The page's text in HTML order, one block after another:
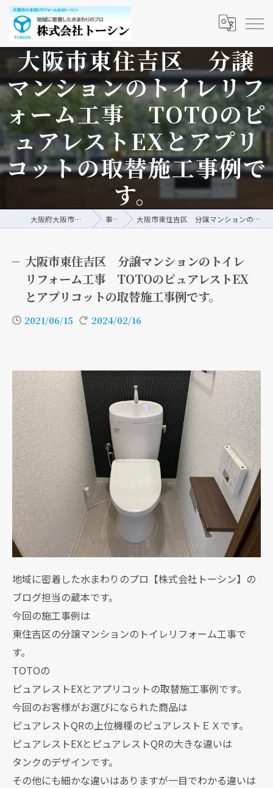
大阪市東住吉区 分譲
マンションのトイレリフ
ォーム工事 TOTOのピ
ュアレストEXとアプリ
コットの取替施工事例で
す。
大阪府大阪市の水回りリフォームなら株式会社トーシン 事例/ブログ 大阪市東住吉区 分譲マンションのトイレリフォーム工事 TOTOのピュアレストEXとアプリコットの取替施工事例です。
大阪市東住吉区 分譲マンションのトイレ
リフォーム工事 TOTOのピュアレストEX
とアプリコットの取替施工事例です。
2021/06/15 2024/02/16
地域に密着した水まわりのプロ【株式会社トーシン】の
ブログ担当の蔵本です。
今回の施工事例は
東住吉区の分譲マンションのトイレリフォーム工事で
す。
TOTOの
ピュアレストEXとアプリコットの取替施工事例です。
今回のお客様がお選びになられた商品は
ピュアレストQRの上位機種のピュアレストＥＸです。
ピュアレストEXとピュアレストQRの大きな違いは
タンクのデザインです。
その他にも細かな違いはありますが一目でわかる違いは